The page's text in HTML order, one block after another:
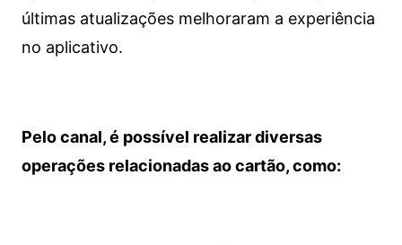
últimas atualizações melhoraram a experiência
no aplicativo.
Pelo canal, é possível realizar diversas
operações relacionadas ao cartão, como: